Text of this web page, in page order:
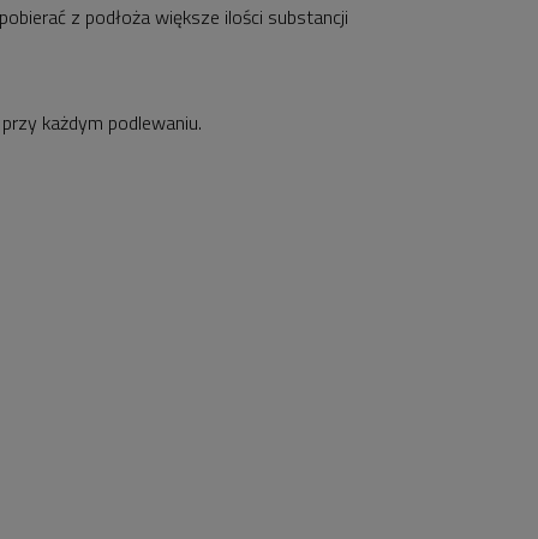
z podłoża większe ilości substancji
każdym podlewaniu.